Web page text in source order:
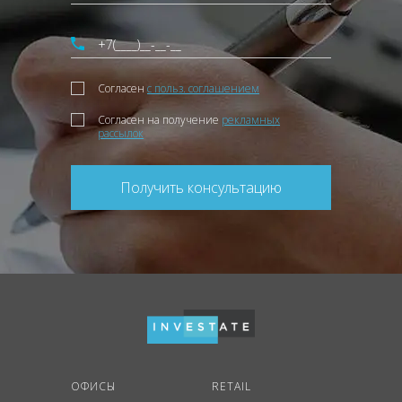
Согласен с польз. соглашением
Согласен на получение рекламных
рассылок
Получить консультацию
ОФИСЫ
RETAIL